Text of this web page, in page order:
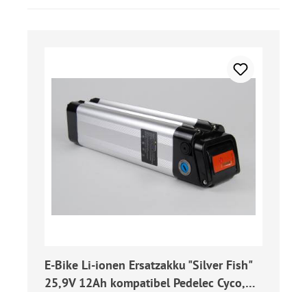
E-Bike Li-ionen Ersatzakku "Silver Fish"
25,9V 12Ah kompatibel Pedelec Cyco,